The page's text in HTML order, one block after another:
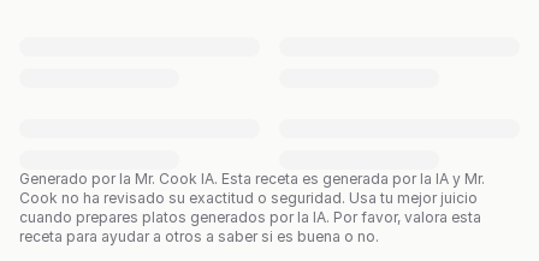
Generado por la Mr. Cook IA. Esta receta es generada por la IA y Mr.
Cook no ha revisado su exactitud o seguridad. Usa tu mejor juicio
cuando prepares platos generados por la IA. Por favor, valora esta
receta para ayudar a otros a saber si es buena o no.